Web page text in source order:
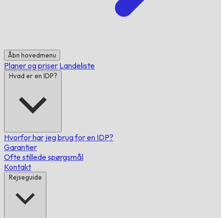
Åbn hovedmenu
Planer og priser Landeliste
Hvad er en IDP?
Hvorfor har jeg brug for en IDP?
Garantier
Ofte stillede spørgsmål
Kontakt
Rejseguide